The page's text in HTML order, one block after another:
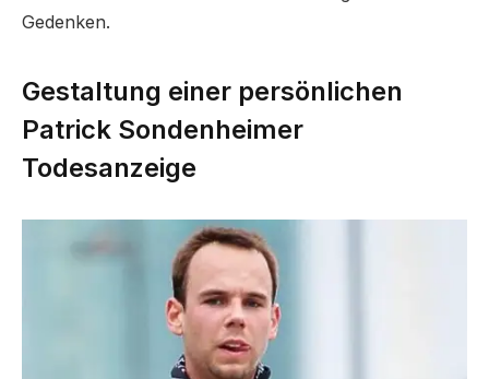
Gedenken.
Gestaltung einer persönlichen
Patrick Sondenheimer
Todesanzeige